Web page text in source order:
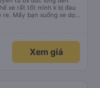
xe rất tốt mình k bị đau
Mấy bạn xuống xe dọc
Xem giá